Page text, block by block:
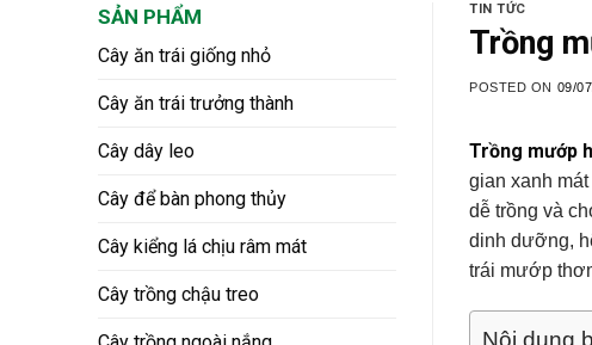
SẢN PHẨM
Cây ăn trái giống nhỏ
Cây ăn trái trưởng thành
Cây dây leo
Cây để bàn phong thủy
Cây kiểng lá chịu râm mát
Cây trồng chậu treo
TIN TỨC
Trồng
POSTED ON 09/
Trồng mướp
gian xanh
dễ trồng và
dinh dưỡng,
trái mướp
Nội dung